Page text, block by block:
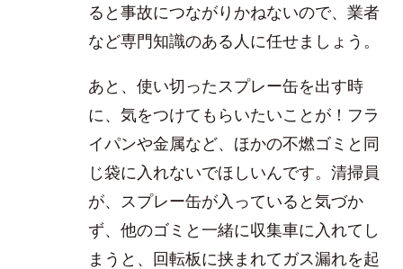
ると事故につながりかねないので、業者
など専門知識のある人に任せましょう。
あと、使い切ったスプレー缶を出す時
に、気をつけてもらいたいことが！フラ
イパンや金属など、ほかの不燃ゴミと同
じ袋に入れないでほしいんです。清掃員
が、スプレー缶が入っていると気づか
ず、他のゴミと一緒に収集車に入れてし
まうと、回転板に挟まれてガス漏れを起